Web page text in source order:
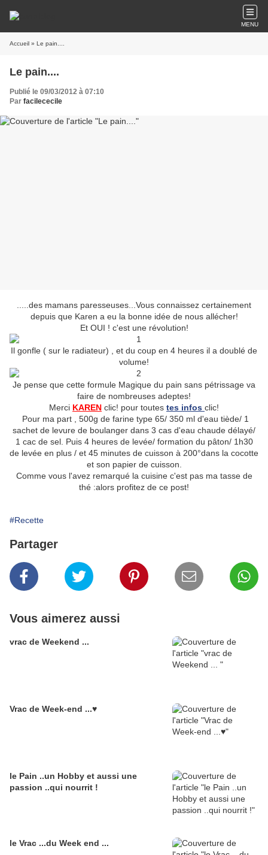
MENU
Accueil » Le pain....
Le pain....
Publié le 09/03/2012 à 07:10
Par facilececile
.....des mamans paresseuses...Vous connaissez certainement
depuis que Karen a eu la bonne idée de nous allécher!
Et OUI ! c'est une révolution!
Il gonfle ( sur le radiateur) , et du coup en 4 heures il a doublé de
volume!
Je pense que cette formule Magique du pain sans pétrissage va
faire de nombreuses adeptes!
Merci KAREN clic! pour toutes tes infos clic!
Pour ma part , 500g de farine type 65/ 350 ml d'eau tiède/ 1
sachet de levure de boulanger dans 3 cas d'eau chaude délayé/
1 cac de sel. Puis 4 heures de levée/ formation du pâton/ 1h30
de levée en plus / et 45 minutes de cuisson à 200°dans la cocotte
et son papier de cuisson.
Comme vous l'avez remarqué la cuisine c'est pas ma tasse de
thé :alors profitez de ce post!
#Recette
Partager
Vous aimerez aussi
vrac de Weekend ...
Vrac de Week-end ...♥
le Pain ..un Hobby et aussi une
passion ..qui nourrit !
le Vrac ...du Week end ...